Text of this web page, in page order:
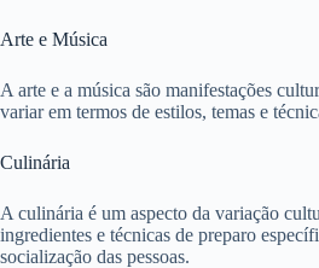
Arte e Música
A arte e a música são manifestações
variar em termos de estilos, temas e
Culinária
A culinária é um aspecto da variação
ingredientes e técnicas de preparo
socialização das pessoas.